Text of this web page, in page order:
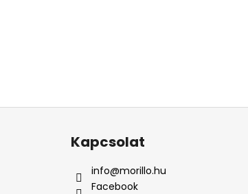
L
Kapcsolat
info@morillo.hu
Facebook